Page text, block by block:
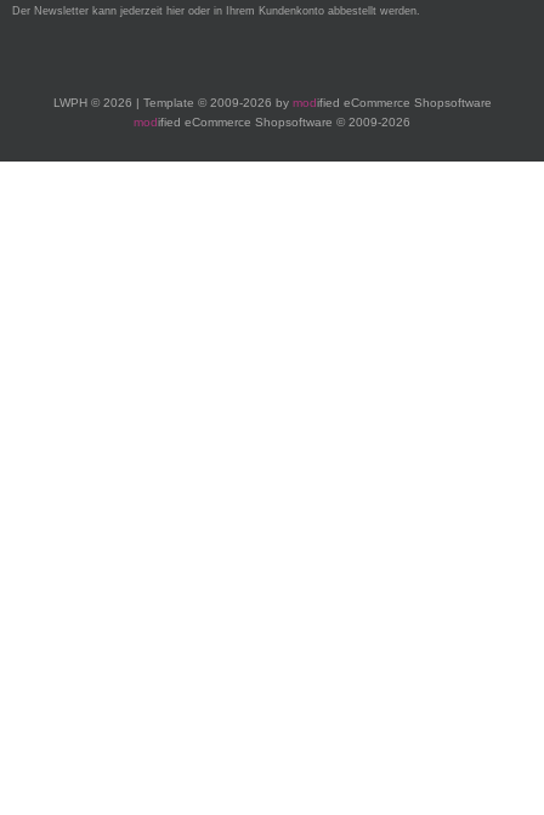
Der Newsletter kann jederzeit hier oder in Ihrem Kundenkonto abbestellt werden.
LWPH © 2026 | Template © 2009-2026 by modified eCommerce Shopsoftware
modified eCommerce Shopsoftware © 2009-2026